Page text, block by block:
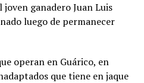
ganadero Juan Luis
luego de permanecer
operan en Guárico, en
que tiene en jaque